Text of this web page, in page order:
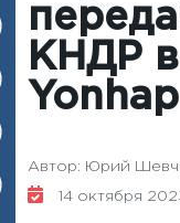
КНДР
Yonhap
Автор: Юрий
14 октября